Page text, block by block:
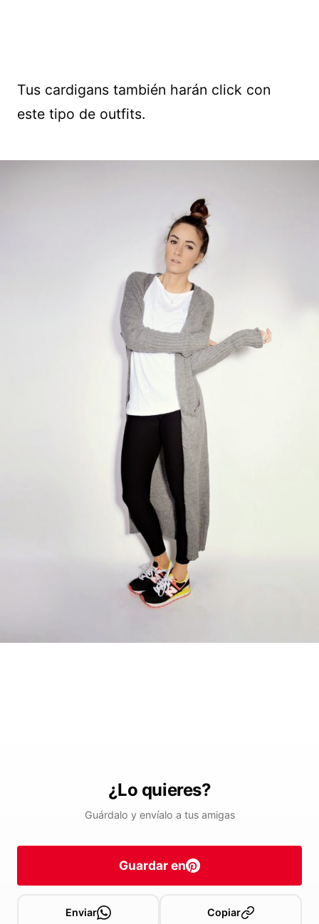
Tus cardigans también harán click con
este tipo de outfits.
¿Lo quieres?
Guárdalo y envíalo a tus amigas
Guardar en
Enviar Copiar